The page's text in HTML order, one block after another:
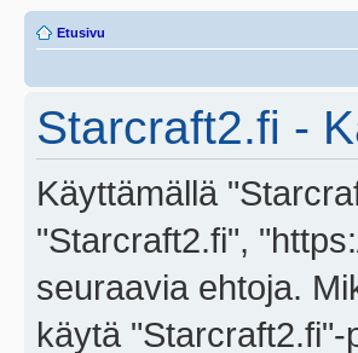
Etusivu
Starcraft2.fi -
Käyttämällä
"Starcraft2.fi",
seuraavia ehtoja.
käytä